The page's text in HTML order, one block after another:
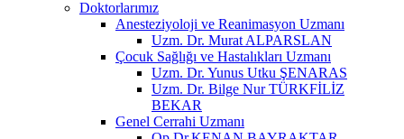
Doktorlarımız
Anesteziyoloji ve Reanimasyon Uzmanı
Uzm. Dr. Murat ALPARSLAN
Çocuk Sağlığı ve Hastalıkları Uzmanı
Uzm. Dr. Yunus Utku ŞENARAS
Uzm. Dr. Bilge Nur TÜRKFİLİZ
BEKAR
Genel Cerrahi Uzmanı